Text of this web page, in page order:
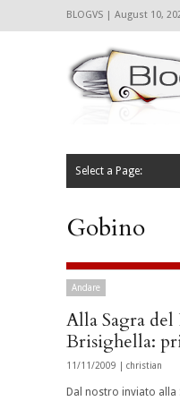
BLOGVS | August 10,
Select a Page:
Gobino
Andare
Alla Sagra
Brisighella:
11/11/2009 | christian
Dal nostro inviato alla